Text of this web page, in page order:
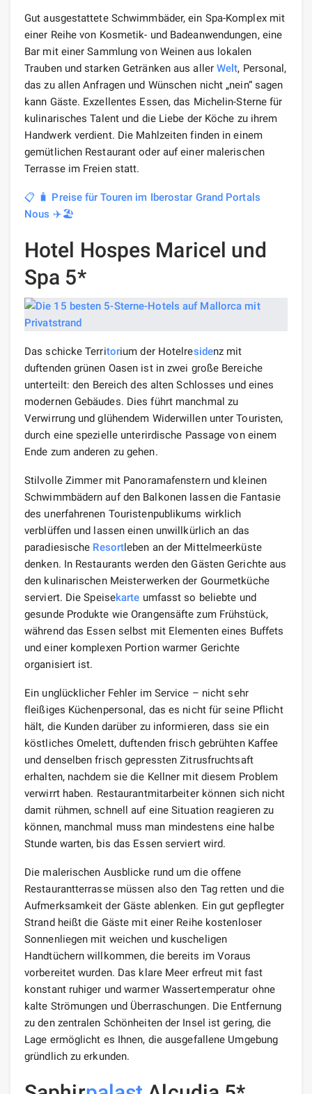
Gut ausgestattete Schwimmbäder, ein Spa-Komplex mit
einer Reihe von Kosmetik- und Badeanwendungen, eine
Bar mit einer Sammlung von Weinen aus lokalen
Trauben und starken Getränken aus allerWelt, Personal,
das zu allen Anfragen und Wünschen nicht „nein“ sagen
kann Gäste. Exzellentes Essen, das Michelin-Sterne für
kulinarisches Talent und die Liebe der Köche zu ihrem
Handwerk verdient. Die Mahlzeiten finden in einem
gemütlichen Restaurant oder auf einer malerischen
Terrasse im Freien statt.
📋 🧳 Preise für Touren im Iberostar Grand Portals
Nous ✈️🏖️
Hotel Hospes Maricel und
Spa 5*
Das schicke Territorium der Hotelresidenz mit
duftenden grünen Oasen ist in zwei große Bereiche
unterteilt: den Bereich des alten Schlosses und eines
modernen Gebäudes. Dies führt manchmal zu
Verwirrung und glühendem Widerwillen unter Touristen,
durch eine spezielle unterirdische Passage von einem
Ende zum anderen zu gehen.
Stilvolle Zimmer mit Panoramafenstern und kleinen
Schwimmbädern auf den Balkonen lassen die Fantasie
des unerfahrenen Touristenpublikums wirklich
verblüffen und lassen einen unwillkürlich an das
paradiesische Resortleben an der Mittelmeerküste
denken. In Restaurants werden den Gästen Gerichte aus
den kulinarischen Meisterwerken der Gourmetküche
serviert. Die Speisekarte umfasst so beliebte und
gesunde Produkte wie Orangensäfte zum Frühstück,
während das Essen selbst mit Elementen eines Buffets
und einer komplexen Portion warmer Gerichte
organisiert ist.
Ein unglücklicher Fehler im Service – nicht sehr
fleißiges Küchenpersonal, das es nicht für seine Pflicht
hält, die Kunden darüber zu informieren, dass sie ein
köstliches Omelett, duftenden frisch gebrühten Kaffee
und denselben frisch gepressten Zitrusfruchtsaft
erhalten, nachdem sie die Kellner mit diesem Problem
verwirrt haben. Restaurantmitarbeiter können sich nicht
damit rühmen, schnell auf eine Situation reagieren zu
können, manchmal muss man mindestens eine halbe
Stunde warten, bis das Essen serviert wird.
Die malerischen Ausblicke rund um die offene
Restaurantterrasse müssen also den Tag retten und die
Aufmerksamkeit der Gäste ablenken. Ein gut gepflegter
Strand heißt die Gäste mit einer Reihe kostenloser
Sonnenliegen mit weichen und kuscheligen
Handtüchern willkommen, die bereits im Voraus
vorbereitet wurden. Das klare Meer erfreut mit fast
konstant ruhiger und warmer Wassertemperatur ohne
kalte Strömungen und Überraschungen. Die Entfernung
zu den zentralen Schönheiten der Insel ist gering, die
Lage ermöglicht es Ihnen, die ausgefallene Umgebung
gründlich zu erkunden.